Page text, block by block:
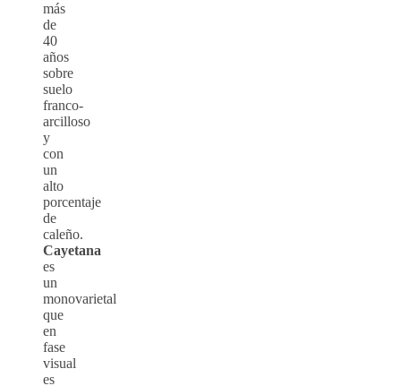
más
de
40
años
sobre
suelo
franco-
arcilloso
y
con
un
alto
porcentaje
de
caleño.
Cayetana
es
un
monovarietal
que
en
fase
visual
es